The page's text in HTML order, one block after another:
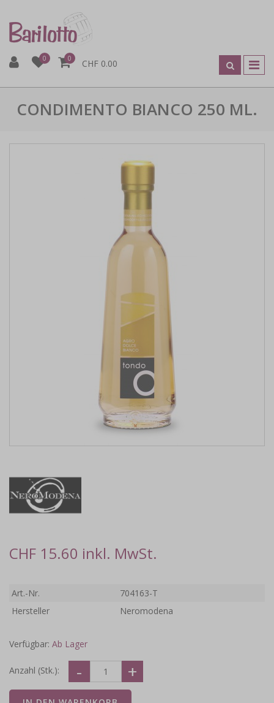
0 0 CHF 0.00
CONDIMENTO BIANCO 250 ML.
CHF 15.60 inkl. MwSt.
Art.-Nr.
704163-T
Hersteller
Neromodena
Verfügbar: Ab Lager
Anzahl (Stk.):